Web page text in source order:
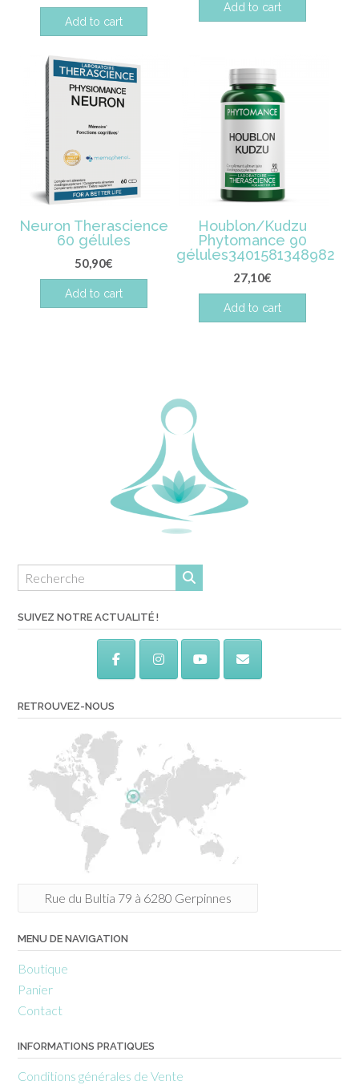
Add to cart
Add to cart
Neuron Therascience
60 gélules
50,90€
Add to cart
Houblon/Kudzu
Phytomance 90
gélules3401581348982
27,10€
Add to cart
SUIVEZ NOTRE ACTUALITÉ !
RETROUVEZ-NOUS
Rue du Bultia 79 à 6280 Gerpinnes
MENU DE NAVIGATION
Boutique
Panier
Contact
INFORMATIONS PRATIQUES
Conditions générales de Vente